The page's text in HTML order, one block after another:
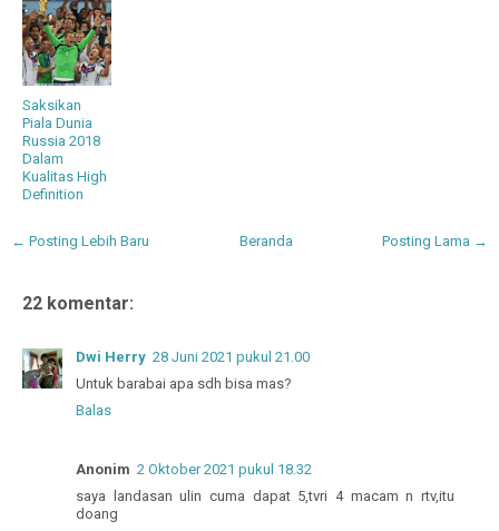
Saksikan
Piala Dunia
Russia 2018
Dalam
Kualitas High
Definition
← Posting Lebih Baru Posting Lama →
Beranda
22 komentar:
Dwi Herry 28 Juni 2021 pukul 21.00
Untuk barabai apa sdh bisa mas?
Balas
Anonim 2 Oktober 2021 pukul 18.32
saya landasan ulin cuma dapat 5,tvri 4 macam n rtv,itu
doang